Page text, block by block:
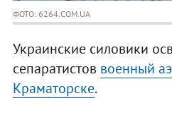
ФОТО: 6264.COM.UA
Украинские силовики
сепаратистов военный
Краматорске.